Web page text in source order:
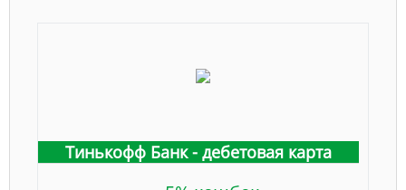
Тинькофф Банк - дебетовая карта